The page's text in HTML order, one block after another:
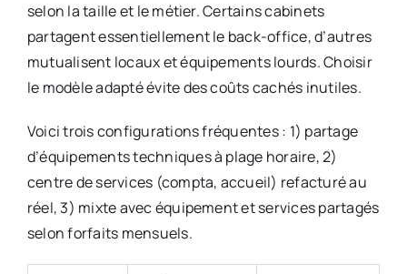
selon la taille et le métier. Certains cabinets
partagent essentiellement le back-office, d’autres
mutualisent locaux et équipements lourds. Choisir
le modèle adapté évite des coûts cachés inutiles.
Voici trois configurations fréquentes : 1) partage
d’équipements techniques à plage horaire, 2)
centre de services (compta, accueil) refacturé au
réel, 3) mixte avec équipement et services partagés
selon forfaits mensuels.